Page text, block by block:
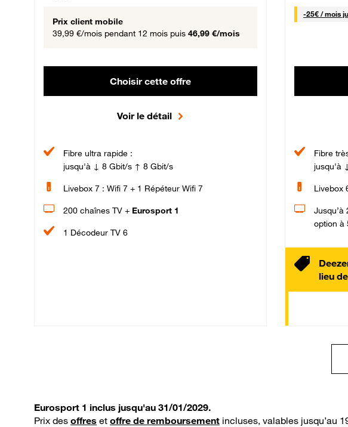
Prix client mobile
39,99 €/mois pendant 12 mois puis 46,99 €/mois
Choisir cette offre
Voir le détail
Fibre ultra rapide :
jusqu'à ↓ 8 Gbit/s ↑ 8 Gbit/s
Livebox 7 : Wifi 7 + 1 Répéteur Wifi 7
200 chaînes TV + Eurosport 1
1 Décodeur TV 6
-25€ / mois
Fibre
jusqu'à
Livebox
Jusqu’à
option à
lieu
Eurosport 1 inclus jusqu'au 31/01/2029.
Prix des offres et offre de remboursement incluses, valables jusqu’au